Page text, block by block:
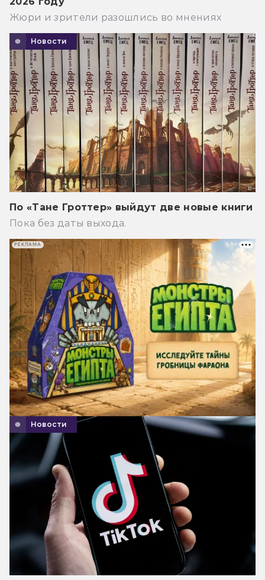
Жюри и зрители разошлись во мнениях
Новости
По «Тане Гроттер» выйдут две новые книги
Пока без даты выхода.
Новости
РЕКЛАМА